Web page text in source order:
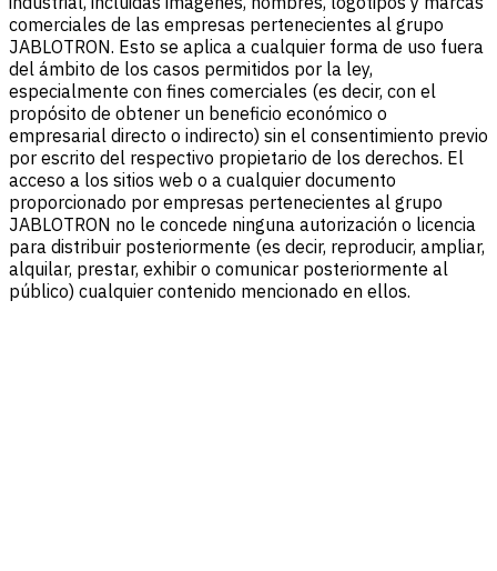
comerciales de las empresas pertenecientes al grupo
JABLOTRON. Esto se aplica a cualquier forma de uso fuera
del ámbito de los casos permitidos por la ley,
especialmente con fines comerciales (es decir, con el
propósito de obtener un beneficio económico o
empresarial directo o indirecto) sin el consentimiento previo
por escrito del respectivo propietario de los derechos. El
acceso a los sitios web o a cualquier documento
proporcionado por empresas pertenecientes al grupo
JABLOTRON no le concede ninguna autorización o licencia
para distribuir posteriormente (es decir, reproducir, ampliar,
alquilar, prestar, exhibir o comunicar posteriormente al
público) cualquier contenido mencionado en ellos.